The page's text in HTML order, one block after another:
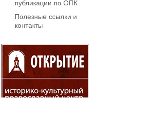
публикации по ОПК
Полезные ссылки и
контакты